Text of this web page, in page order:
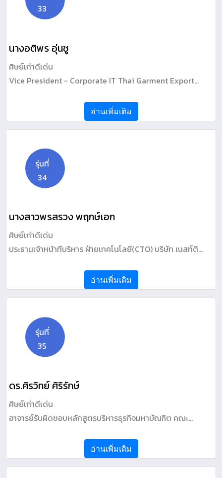
33
นางอติพร อุ่นชู
ศิษย์เก่าดีเด่น
Vice President - Corporate IT Thai Garment Export
อ่านเพิ่มเติม
รุ่นที่
34
นางสาวพรสรวง พฤกษ์เอก
ศิษย์เก่าดีเด่น
ประธานเจ้าหน้าทีบริหาร ฝ่ายเทคโนโลยี(CTO) บริษัท เนสท์ติ
อ่านเพิ่มเติม
รุ่นที่
35
ดร.ศิรวิทย์ ศิริรักษ์
ศิษย์เก่าดีเด่น
อาจารย์รับผิดชอบหลักสูตรบริหารธุรกิจมหาบัณฑิต คณะ
อ่านเพิ่มเติม